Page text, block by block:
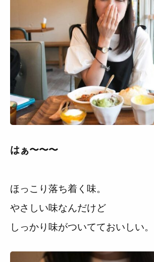
はぁ〜〜〜
ほっこり落ち着く味。
やさしい味なんだけど
しっかり味がついてておいしい。